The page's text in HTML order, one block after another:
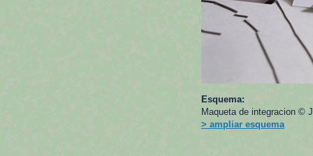
Esquema:
Maqueta de integracion ©
> ampliar esquema